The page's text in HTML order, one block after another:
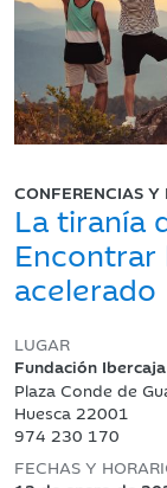
CONFERENCIAS Y
La tiranía
Encontrar
acelerado
LUGAR
Fundación
Plaza Conde de
Huesca 22001
974 230 170
FECHAS Y